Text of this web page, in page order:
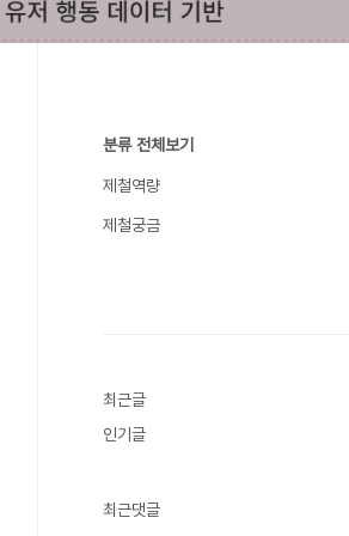
분류 전체보기
제철역량
제철궁금
최근글
인기글
최근댓글